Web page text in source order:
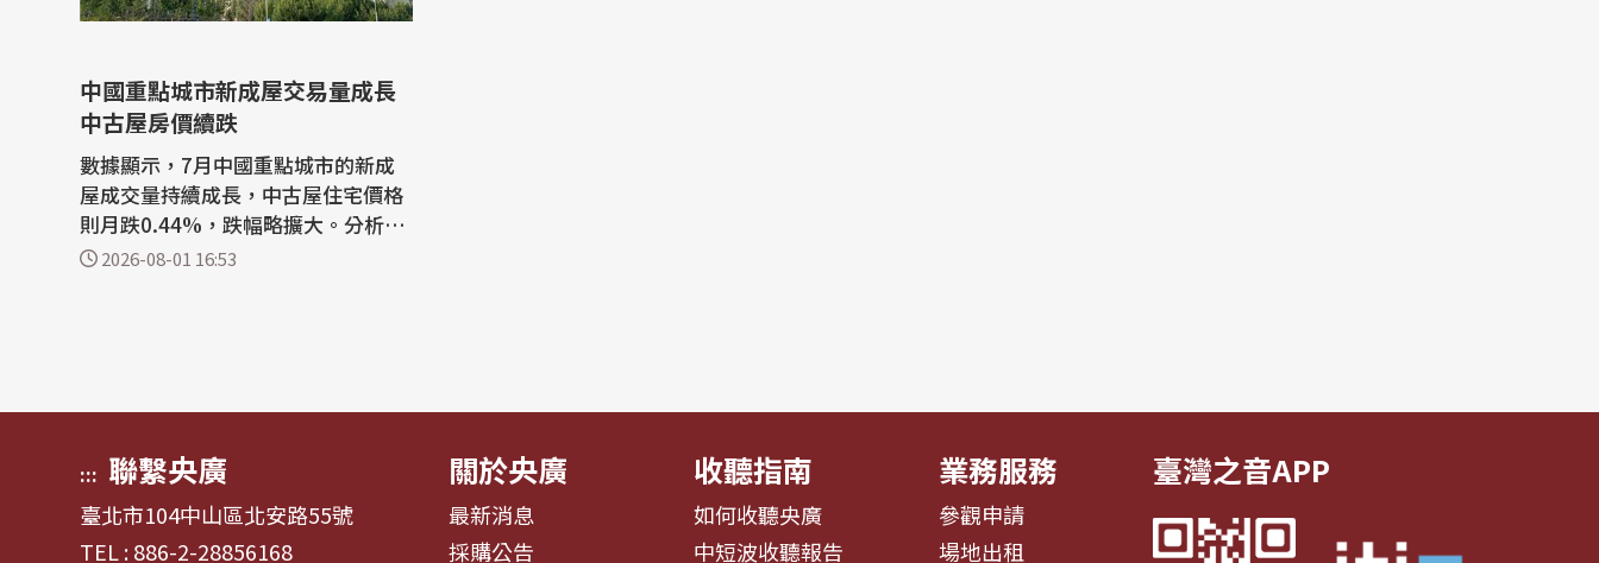
中國重點城市新成屋交易量成長
中古屋房價續跌
數據顯示，7月中國重點城市的新成
屋成交量持續成長，中古屋住宅價格
則月跌0.44%，跌幅略擴大。分析
稱，官方短期政策仍將聚焦支持購屋
2026-08-01 16:53
::: 聯繫央廣
臺北市104中山區北安路55號
TEL : 886-2-28856168
關於央廣
最新消息
採購公告
收聽指南
如何收聽央廣
中短波收聽報告
業務服務
參觀申請
場地出租
臺灣之音APP